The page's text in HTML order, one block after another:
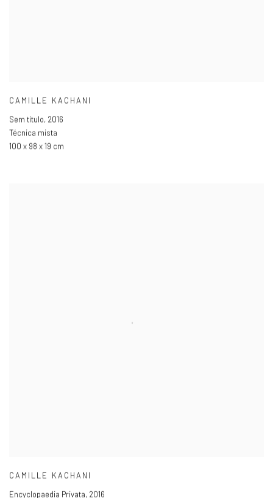
CAMILLE KACHANI
Sem título, 2016
Técnica mista
100 x 98 x 19 cm
CAMILLE KACHANI
Encyclopaedia Privata, 2016